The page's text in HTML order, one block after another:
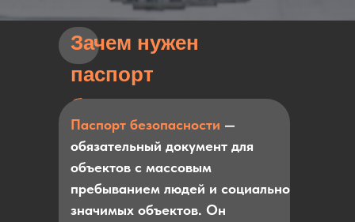
Зачем нужен
паспорт
безопасности
Паспорт безопасности —
обязательный документ для
объектов с массовым
пребыванием людей и социально
значимых объектов. Он